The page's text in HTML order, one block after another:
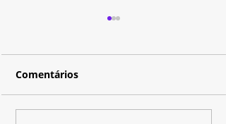
Comentários